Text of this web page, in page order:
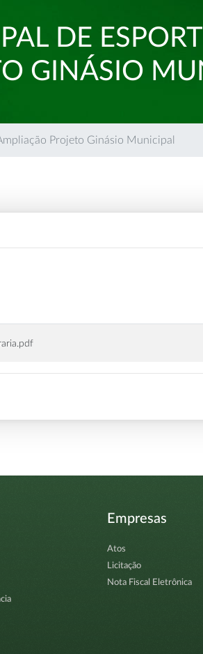
DE
GINÁSIO
Projeto Ginásio Municipal
Empresas
Atos
Licitação
Nota Fiscal Eletrônica